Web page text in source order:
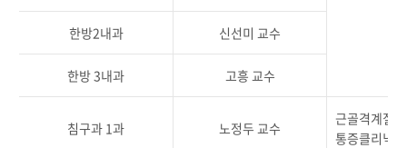
한방2내과 신선미 교수
한방 3내과 고흥 교수
침구과 1과 노정두 교수
근골격계질
통증클리닉,